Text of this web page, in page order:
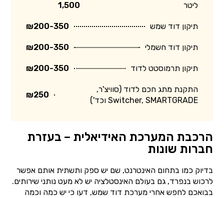
ליטר
1,500
תיקון דוד שמש ₪200-350
תיקון דוד חשמלי ₪200-350
תיקון תרמוסטט לדוד ₪200-350
התקנת מתג חכם לדוד (סוויצ'ר,
Switcher, SMARTGRADE וכד')
₪250
הרכבת המערכת האידיאלית – בעזרת
חברות שונות
בדיוק כמו בתחום האינטרנט, שם יש ספק ותשתית אותם אפשר
לרכוש בנפרד, גם בעולם האינסטלציה יש לא מעט נותני שירותים.
בבואכם לחפש אחרי מערכת דוד שמש, דעו כי יש כמה וכמה